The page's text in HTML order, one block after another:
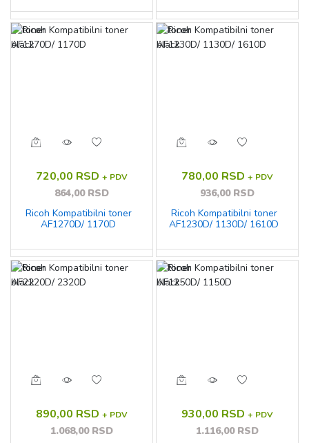
720,00 RSD + PDV
864,00 RSD
Ricoh Kompatibilni toner
AF1270D/ 1170D
780,00 RSD + PDV
936,00 RSD
Ricoh Kompatibilni toner
AF1230D/ 1130D/ 1610D
890,00 RSD + PDV
1.068,00 RSD
930,00 RSD + PDV
1.116,00 RSD